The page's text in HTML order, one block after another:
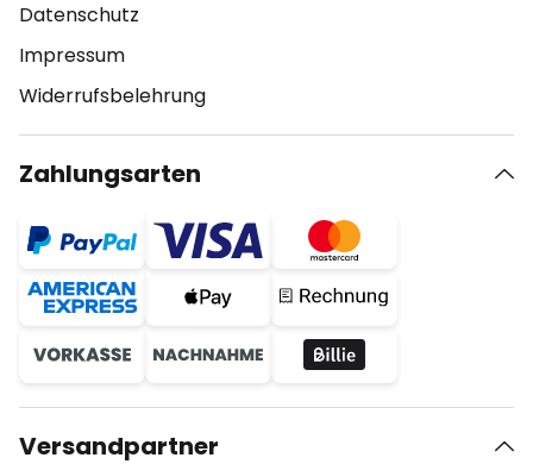
Datenschutz
Impressum
Widerrufsbelehrung
Zahlungsarten
Versandpartner